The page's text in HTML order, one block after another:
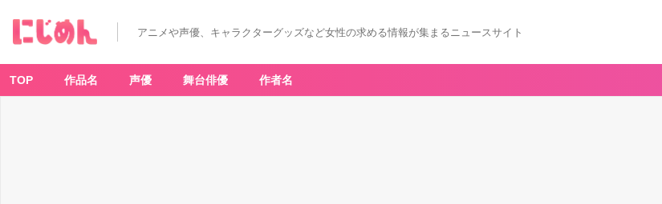
アニメや声優、キャラクターグッズなど女性の求める情報が集まるニュースサイト
TOP 作品名 声優 舞台俳優 作者名